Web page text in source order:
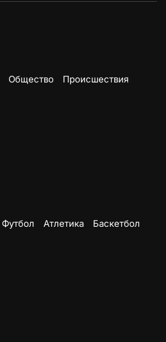
Общество
Происшествия
Футбол Атлетика
Баскетбол